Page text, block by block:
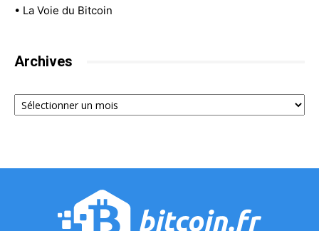
• La Voie du Bitcoin
Archives
Archives